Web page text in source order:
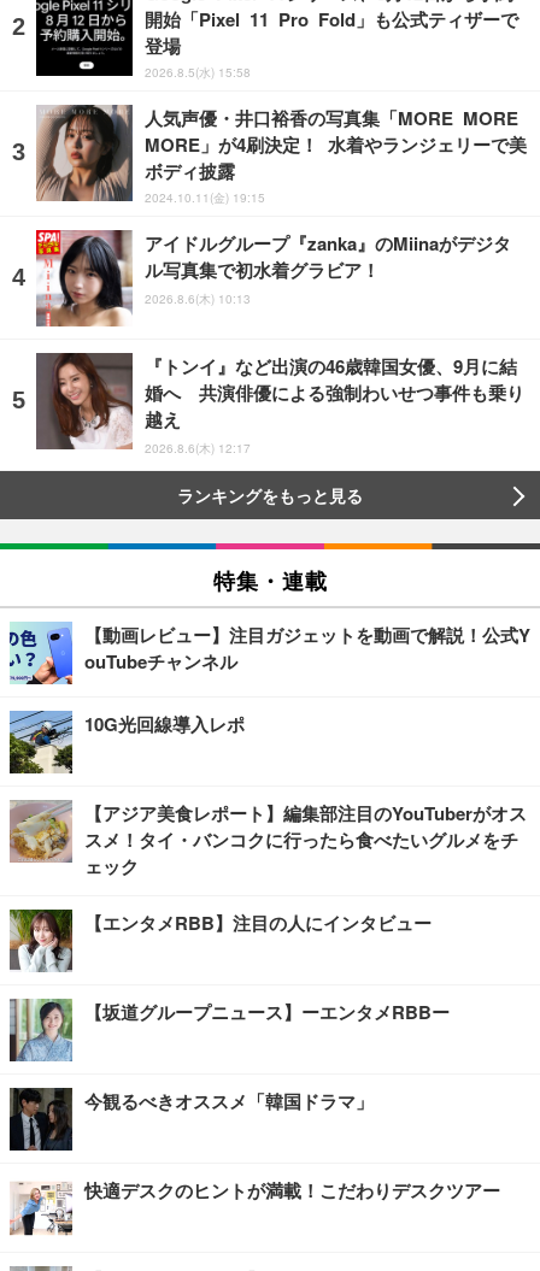
開始「Pixel 11 Pro Fold」も公式ティザーで
登場
2026.8.5(水) 15:58
人気声優・井口裕香の写真集「MORE MORE
MORE」が4刷決定！ 水着やランジェリーで美
ボディ披露
2024.10.11(金) 19:15
アイドルグループ『zanka』のMiinaがデジタ
ル写真集で初水着グラビア！
2026.8.6(木) 10:13
『トンイ』など出演の46歳韓国女優、9月に結
婚へ 共演俳優による強制わいせつ事件も乗り
越え
2026.8.6(木) 12:17
ランキングをもっと見る
特集・連載
【動画レビュー】注目ガジェットを動画で解説！公式Y
ouTubeチャンネル
10G光回線導入レポ
【アジア美食レポート】編集部注目のYouTuberがオス
スメ！タイ・バンコクに行ったら食べたいグルメをチ
ェック
【エンタメRBB】注目の人にインタビュー
【坂道グループニュース】ーエンタメRBBー
今観るべきオススメ「韓国ドラマ」
快適デスクのヒントが満載！こだわりデスクツアー